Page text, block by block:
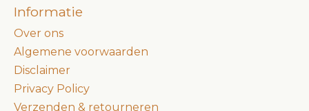
Informatie
Over ons
Algemene voorwaarden
Disclaimer
Privacy Policy
Verzenden & retourneren